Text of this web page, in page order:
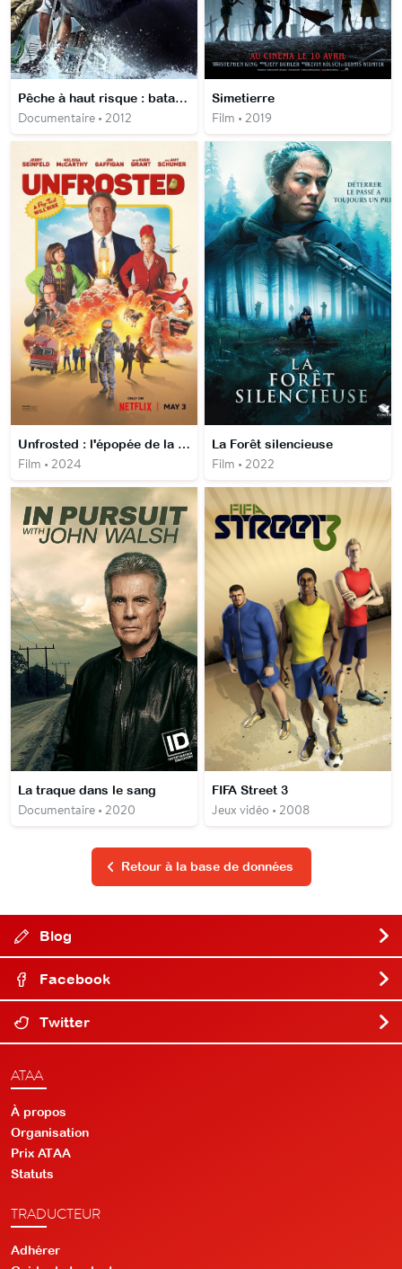
Pêche à haut risque : bataille dans l’Atlantique
Documentaire • 2012
Simetierre
Film • 2019
Unfrosted : l'épopée de la Pop-Tart
Film • 2024
La Forêt silencieuse
Film • 2022
La traque dans le sang
Documentaire • 2020
FIFA Street 3
Jeux vidéo • 2008
Retour à la base de données
Blog
Facebook
Twitter
ATAA
À propos
Organisation
Prix ATAA
Statuts
TRADUCTEUR
Adhérer